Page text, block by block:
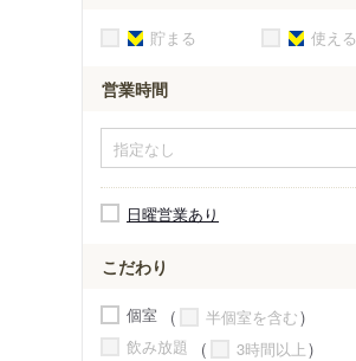
貯まる 使える
営業時間
日曜営業あり
こだわり
個室
半個室を含む
飲み放題
3時間以上